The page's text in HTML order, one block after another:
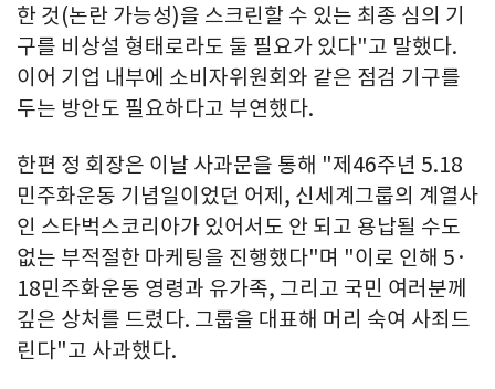
한 것(논란 가능성)을 스크린할 수 있는 최종 심의 기
구를 비상설 형태로라도 둘 필요가 있다"고 말했다.
이어 기업 내부에 소비자위원회와 같은 점검 기구를
두는 방안도 필요하다고 부연했다.
한편 정 회장은 이날 사과문을 통해 "제46주년 5.18
민주화운동 기념일이었던 어제, 신세계그룹의 계열사
인 스타벅스코리아가 있어서도 안 되고 용납될 수도
없는 부적절한 마케팅을 진행했다"며 "이로 인해 5·
18민주화운동 영령과 유가족, 그리고 국민 여러분께
깊은 상처를 드렸다. 그룹을 대표해 머리 숙여 사죄드
린다"고 사과했다.